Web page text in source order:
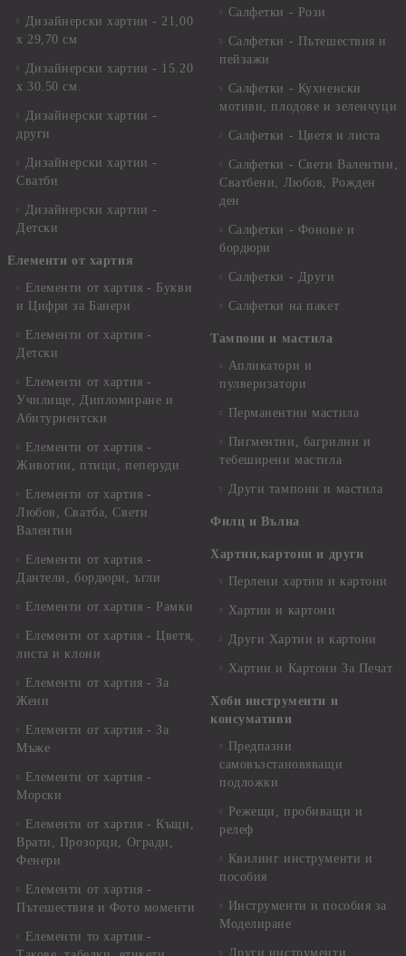
Дизайнерски хартии - 21,00
х 29,70 см
Дизайнерски хартии - 15.20
x 30.50 см.
Дизайнерски хартии -
други
Дизайнерски хартии -
Сватби
Дизайнерски хартии -
Детски
Елементи от хартия
Елементи от хартия - Букви
и Цифри за Банери
Елементи от хартия -
Детски
Елементи от хартия -
Училище, Дипломиране и
Абитуриентски
Елементи от хартия -
Животни, птици, пеперуди
Елементи от хартия -
Любов, Сватба, Свети
Валентин
Елементи от хартия -
Дантели, бордюри, ъгли
Елементи от хартия - Рамки
Елементи от хартия - Цветя,
листа и клони
Елементи от хартия - За
Жени
Елементи от хартия - За
Мъже
Елементи от хартия -
Морски
Елементи от хартия - Къщи,
Врати, Прозорци, Огради,
Фенери
Елементи от хартия -
Пътешествия и Фото моменти
Елементи то хартия -
Салфетки - Рози
Салфетки - Пътешествия и
пейзажи
Салфетки - Кухненски
мотиви, плодове и зеленчуци
Салфетки - Цветя и листа
Салфетки - Свети Валентин,
Сватбени, Любов, Рожден
ден
Салфетки - Фонове и
бордюри
Салфетки - Други
Салфетки на пакет
Тампони и мастила
Апликатори и
пулверизатори
Перманентни мастила
Пигментни, багрилни и
тебеширени мастила
Други тампони и мастила
Филц и Вълна
Хартии,картони и други
Перлени хартии и картони
Хартии и картони
Други Хартии и картони
Хартии и Картони За Печат
Хоби инструменти и
консумативи
Предпазни
самовъзстановяващи
подложки
Режещи, пробиващи и
релеф
Квилинг инструменти и
пособия
Инструменти и пособия за
Моделиране
Други инструменти,